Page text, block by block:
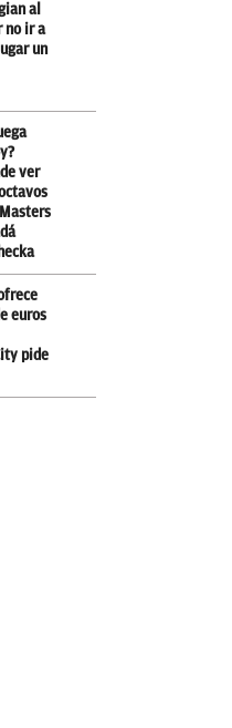
al
no ir a
un
ver
euros
pide